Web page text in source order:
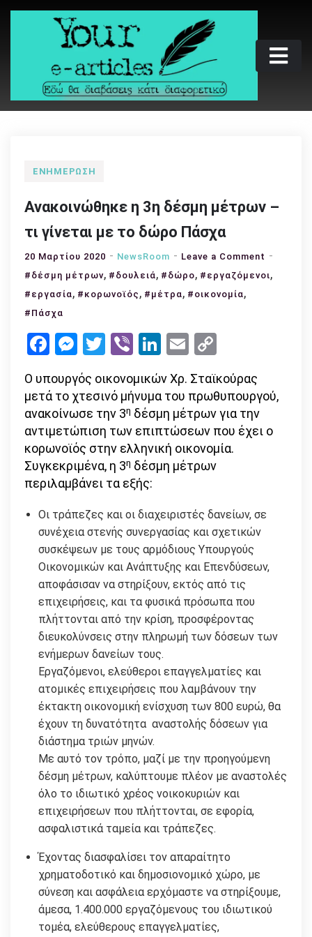
Skip
Your e-articles
Εδώ θα διαβάσεις κάτι διαφορετικό
ΕΝΗΜΈΡΩΣΗ
Ανακοινώθηκε η 3η δέσμη μέτρων –
τι γίνεται με το δώρο Πάσχα
20 Μαρτίου 2020 NewsRoom Leave a Comment on
γίνεται
το
#δέσμη μέτρων, #δουλειά, #δώρο, #εργαζόμενοι,
#εργασία, #κορωνοϊός , #μέτρα, #οικονομία,
#Πάσχα
Facebook
Messenger
Twitter
ViberLinkedIn
Email
Link
Ο υπουργός οικονομικών Χρ. Σταϊκούρας
μετά το χτεσινό μήνυμα του πρωθυπουργού,
ανακοίνωσε την 3η δέσμη μέτρων για την
αντιμετώπιση των επιπτώσεων που έχει ο
κορωνοϊός στην ελληνική οικονομία.
Συγκεκριμένα, η 3η δέσμη μέτρων
περιλαμβάνει τα εξής:
Οι τράπεζες και οι διαχειριστές δανείων, σε
συνέχεια στενής συνεργασίας και σχετικών
συσκέψεων με τους αρμόδιους Υπουργούς
Οικονομικών και Ανάπτυξης και Επενδύσεων,
αποφάσισαν να στηρίξουν, εκτός από τις
επιχειρήσεις, και τα φυσικά πρόσωπα που
πλήττονται από την κρίση, προσφέροντας
διευκολύνσεις στην πληρωμή των δόσεων των
ενήμερων δανείων τους.
Εργαζόμενοι, ελεύθεροι επαγγελματίες και
ατομικές επιχειρήσεις που λαμβάνουν την
έκτακτη οικονομική ενίσχυση των 800 ευρώ, θα
έχουν τη δυνατότητα αναστολής δόσεων για
διάστημα τριών μηνών.
Με αυτό τον τρόπο, μαζί με την προηγούμενη
δέσμη μέτρων, καλύπτουμε πλέον με αναστολές
όλο το ιδιωτικό χρέος νοικοκυριών και
επιχειρήσεων που πλήττονται, σε εφορία,
ασφαλιστικά ταμεία και τράπεζες.
Έχοντας διασφαλίσει τον απαραίτητο
χρηματοδοτικό και δημοσιονομικό χώρο, με
σύνεση και ασφάλεια ερχόμαστε να στηρίξουμε,
άμεσα, 1.400.000 εργαζόμενους του ιδιωτικού
τομέα, ελεύθερους επαγγελματίες,